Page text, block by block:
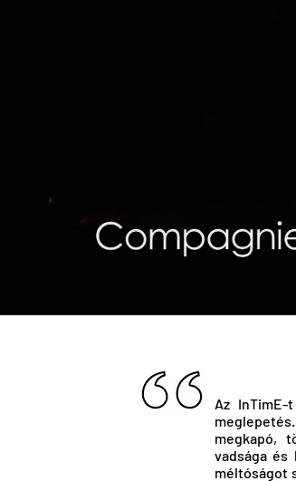
Az InTimE-
megkapó,
vadsága és
méltóságot